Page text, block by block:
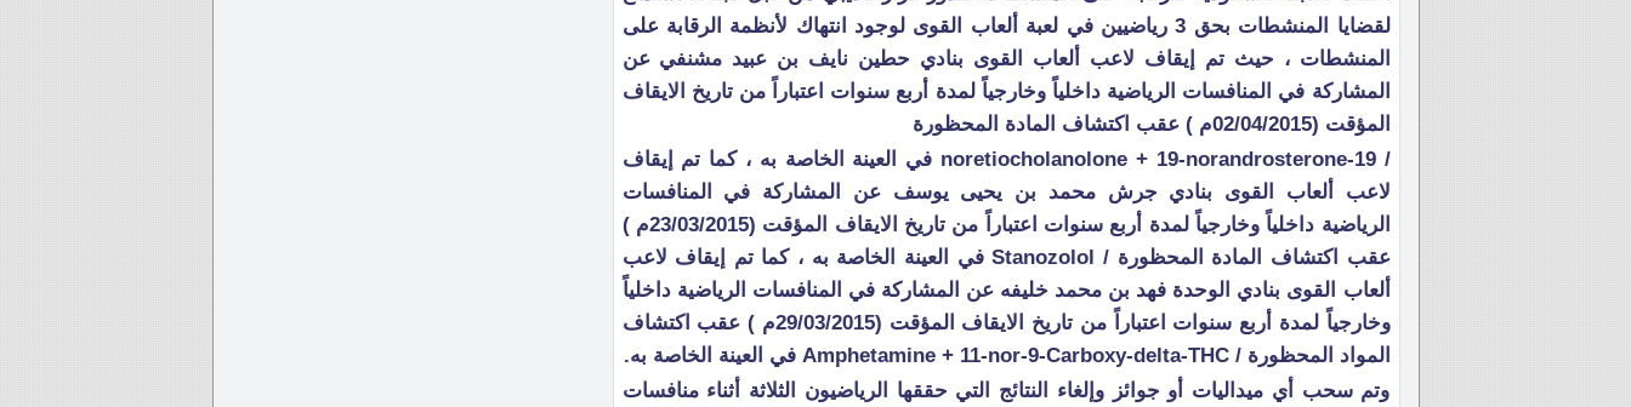
لقضايا المنشطات بحق 3 رياضيين في لعبة ألعاب القوى لوجود انتهاك لأنظمة الرقابة على
المنشطات ، حيث تم إيقاف لاعب ألعاب القوى بنادي حطين نايف بن عبيد مشنفي عن
المشاركة في المنافسات الرياضية داخلياً وخارجياً لمدة أربع سنوات اعتباراً من تاريخ الايقاف
المؤقت (02/04/2015م ) عقب اكتشاف المادة المحظورة
/ 19-noretiocholanolone + 19-norandrosterone في العينة الخاصة به ، كما تم إيقاف
لاعب ألعاب القوى بنادي جرش محمد بن يحيى يوسف عن المشاركة في المنافسات
الرياضية داخلياً وخارجياً لمدة أربع سنوات اعتباراً من تاريخ الايقاف المؤقت (23/03/2015م )
عقب اكتشاف المادة المحظورة / Stanozolol في العينة الخاصة به ، كما تم إيقاف لاعب
ألعاب القوى بنادي الوحدة فهد بن محمد خليفه عن المشاركة في المنافسات الرياضية داخلياً
وخارجياً لمدة أربع سنوات اعتباراً من تاريخ الايقاف المؤقت (29/03/2015م ) عقب اكتشاف
المواد المحظورة / Amphetamine + 11-nor-9-Carboxy-delta-THC في العينة الخاصة به.
وتم سحب أي ميداليات أو جوائز وإلغاء النتائج التي حققها الرياضيون الثلاثة أثناء منافسات